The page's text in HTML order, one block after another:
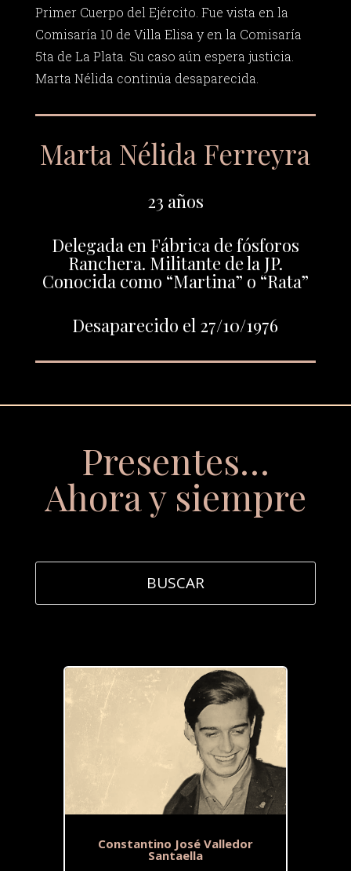
Primer Cuerpo del Ejército. Fue vista en la
Comisaría 10 de Villa Elisa y en la Comisaría
5ta de La Plata. Su caso aún espera justicia.
Marta Nélida continúa desaparecida.
Marta Nélida Ferreyra
23 años
Delegada en Fábrica de fósforos
Ranchera. Militante de la JP.
Conocida como “Martina” o “Rata”
Desaparecido el 27/10/1976
Presentes…
Ahora y siempre
Constantino José Valledor
Santaella